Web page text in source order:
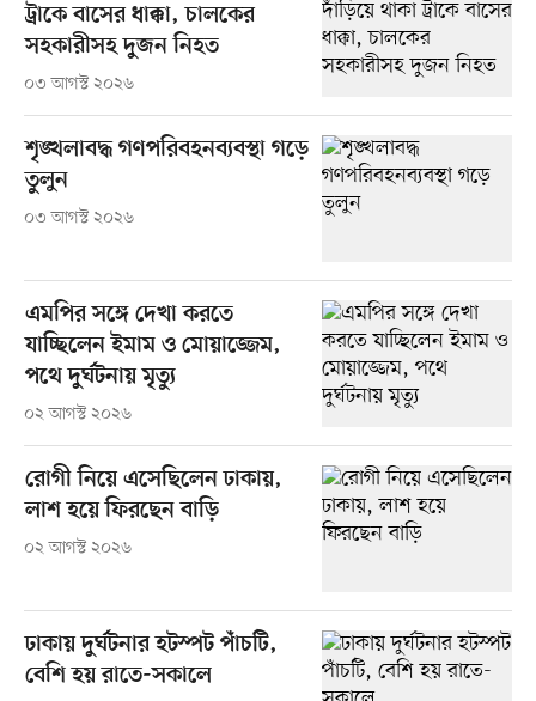
ট্রাকে বাসের ধাক্কা, চালকের
সহকারীসহ দুজন নিহত
০৩ আগস্ট ২০২৬
শৃঙ্খলাবদ্ধ গণপরিবহনব্যবস্থা গড়ে
তুলুন
০৩ আগস্ট ২০২৬
এমপির সঙ্গে দেখা করতে
যাচ্ছিলেন ইমাম ও মোয়াজ্জেম,
পথে দুর্ঘটনায় মৃত্যু
০২ আগস্ট ২০২৬
রোগী নিয়ে এসেছিলেন ঢাকায়,
লাশ হয়ে ফিরছেন বাড়ি
০২ আগস্ট ২০২৬
ঢাকায় দুর্ঘটনার হটস্পট পাঁচটি,
বেশি হয় রাতে-সকালে